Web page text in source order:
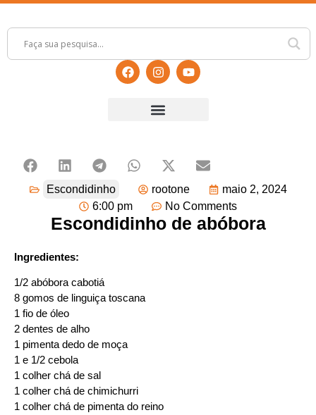
Escondidinho rootone
maio 2, 2024
6:00 pm
No Comments
Escondidinho de abóbora
Ingredientes:
1/2 abóbora cabotiá
8 gomos de linguiça toscana
1 fio de óleo
2 dentes de alho
1 pimenta dedo de moça
1 e 1/2 cebola
1 colher chá de sal
1 colher chá de chimichurri
1 colher chá de pimenta do reino